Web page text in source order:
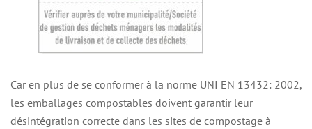
Car en plus de se conformer à la norme UNI EN 13432: 2002,
les emballages compostables doivent garantir leur
désintégration correcte dans les sites de compostage à